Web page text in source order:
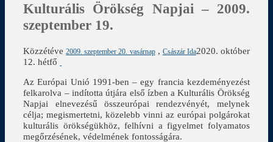
Kulturális Örökség Napjai – 2009.
szeptember 19.
Közzétéve2009. szeptember 20. vasárnap , Császár Ida2020. október
12. hétfő
Az Európai Unió 1991-ben – egy francia kezdeményezést
felkarolva – indította útjára első ízben a Kulturális Örökség
Napjai elnevezésű összeurópai rendezvényét, melynek
célja; megismertetni, közelebb vinni az európai polgárokat
kulturális örökségükhöz, felhívni a figyelmet folyamatos
megőrzésének, védelmének fontosságára.